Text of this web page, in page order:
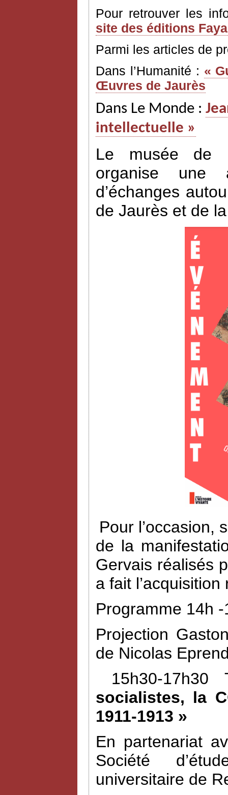
Pour retrouver les
site des éditions
Parmi les articles de
Dans l’Humanité : «
Œuvres de Jaurès
Dans Le Monde :
intellectuelle »
Le musée de
organise une
d’échanges
de Jaurès et de
Pour l’occasion,
de la
Gervais réalisés
a fait
Programme 14h
Projection
de Nicolas
15h30-
socialistes, la
1911-1913 »
En partenariat
Société
universitaire de